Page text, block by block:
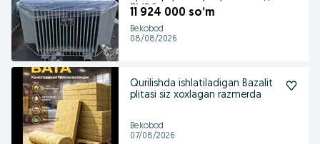
ТМГ Россиски
11 924 000 so’m
Bekobod
08/08/2026
Qurilishda ishlatiladigan Bazalit
plitasi siz xoxlagan razmerda
Bekobod
07/08/2026